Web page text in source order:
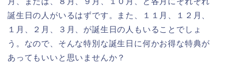
誕生日の人がいるはずです。また、１１月、１２月、
１月、２月、３月、が誕生日の人もいることでしょ
う。なので、そんな特別な誕生日に何かお得な特典が
あってもいいと思いませんか？